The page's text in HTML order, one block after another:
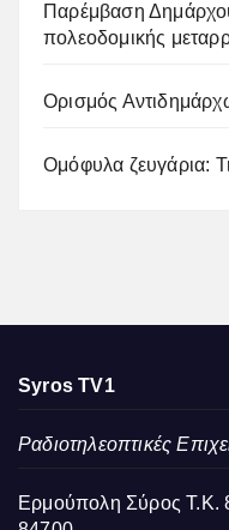
Παρέμβαση
πολεοδομικής
Ορισμός
Ομόφυλα ζευγάρια:
Syros TV1
Ραδιοτηλεοπτικές
Ερμούπολη Σύρος Τ.Κ.